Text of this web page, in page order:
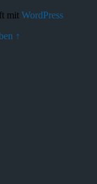
mit WordPress
↑